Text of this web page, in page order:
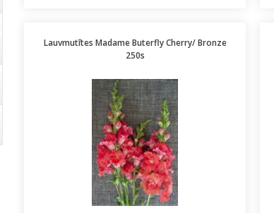
Lauvmutītes Madame Buterfly Cherry/ Bronze
250s